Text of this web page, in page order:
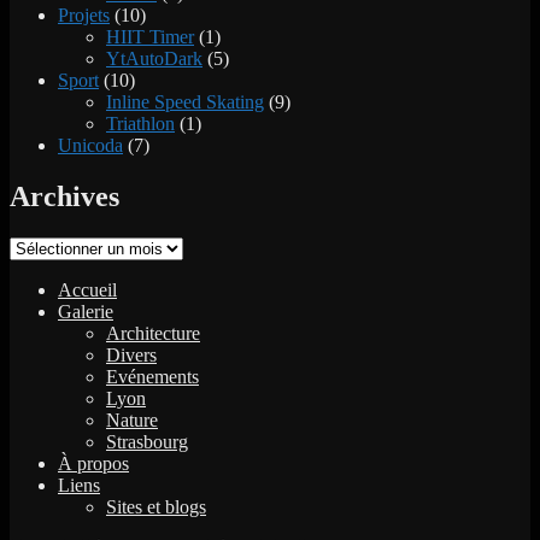
Projets (10)
HIIT Timer(1)
YtAutoDark (5)
Sport (10)
Inline Speed Skating (9)
Triathlon (1)
Unicoda (7)
Archives
Archives
Accueil
Galerie
Architecture
Divers
Evénements
Lyon
Nature
Strasbourg
À propos
Liens
Sites et blogs